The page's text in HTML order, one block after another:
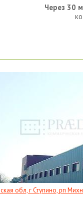
Через 30
обл, г Ступино, рп